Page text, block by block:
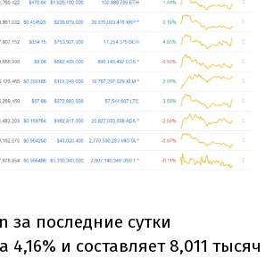
за последние сутки
и составляет 8,011 тысяч